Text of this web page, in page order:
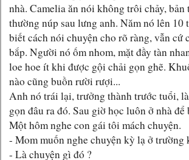
nhà. Camelia ăn nói không trôi chảy,
thường núp sau lưng anh. Năm nó lên 10
biết cách nói chuyện cho rõ ràng, vẫn cứ
bắp. Người nó ốm nhom, mặt đầy tàn
loe hoe ít khi được gội chải gọn ghẽ.
nào cũng buồn rười rượi...
Anh nó trái lại, trưởng thành trước tuổi,
gọn đâu ra đó. Sau giờ học luôn ở nhà để
Một hôm nghe con gái tôi mách chuyện.
- Mom muốn nghe chuyện kỳ lạ ở trường
- Là chuyện gì đó ?